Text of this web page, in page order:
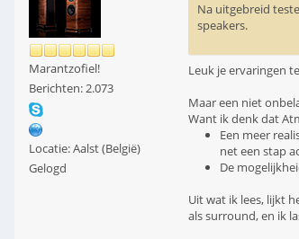
Marantzofiel!
Berichten: 2.073
Locatie: Aalst (België)
Gelogd
Na uitgebreid
speakers.
Leuk je ervaringen
Maar een niet
Want ik denk dat
Een meer
net een stap
De
Uit wat ik lees, lijkt
als surround, en ik